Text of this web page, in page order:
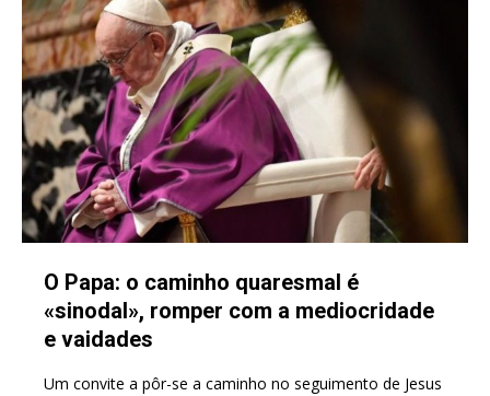
O Papa: o caminho quaresmal é
«sinodal», romper com a mediocridade
e vaidades
Um convite a pôr-se a caminho no seguimento de Jesus